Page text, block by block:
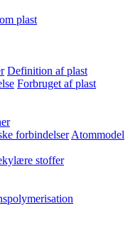
plast
Definition af plast
Forbruget af plast
forbindelser Atommodel
stoffer